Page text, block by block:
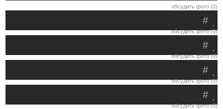
обсудить фото (0)
.
#
обсудить фото (0)
.
#
обсудить фото (0)
.
#
обсудить фото (0)
.
#
обсудить фото (0)